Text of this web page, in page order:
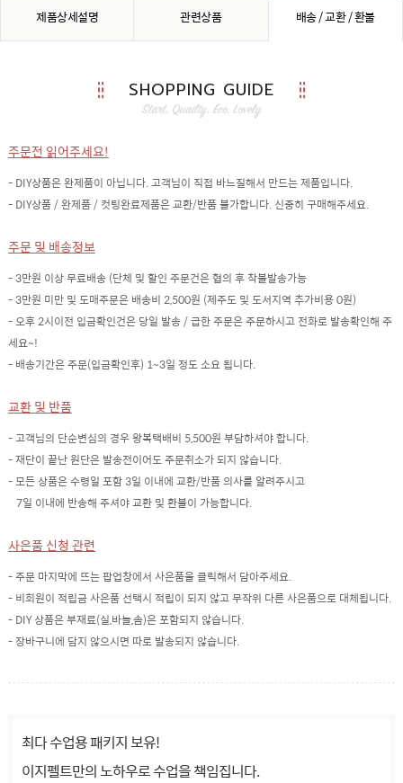
제품상세설명 관련상품 배송 / 교환 / 환불
SHOPPING GUIDE
주문전 읽어주세요!
- DIY상품은 완제품이 아닙니다. 고객님이 직접 바느질해서 만드는 제품입니다.
- DIY상품 / 완제품 / 컷팅완료제품은 교환/반품 불가합니다. 신중히 구매해주세요.
주문 및 배송정보
- 3만원 이상 무료배송 (단체 및 할인 주문건은 협의 후 착불발송가능
- 3만원 미만 및 도매주문은 배송비 2,500원 (제주도 및 도서지역 추가비용 0원)
- 오후 2시이전 입금확인건은 당일 발송 / 급한 주문은 주문하시고 전화로 발송확인해 주
세요~!
- 배송기간은 주문(입금확인후) 1~3일 정도 소요 됩니다.
교환 및 반품
- 고객님의 단순변심의 경우 왕복택배비 5,500원 부담하셔야 합니다.
- 재단이 끝난 원단은 발송전이어도 주문취소가 되지 않습니다.
- 모든 상품은 수령일 포함 3일 이내에 교환/반품 의사를 알려주시고
7일 이내에 반송해 주셔야 교환 및 환불이 가능합니다.
사은품 신청 관련
- 주문 마지막에 뜨는 팝업창에서 사은품을 클릭해서 담아주세요.
- 비회원이 적립금 사은품 선택시 적립이 되지 않고 무작위 다른 사은품으로 대체됩니다.
- DIY 상품은 부재료(실,바늘,솜)은 포함되지 않습니다.
- 장바구니에 담지 않으시면 따로 발송되지 않습니다.
최다 수업용 패키지 보유!
이지펠트만의 노하우로 수업을 책임집니다.